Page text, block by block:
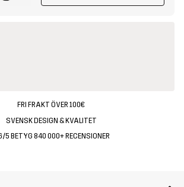
FRI FRAKT ÖVER 100€
SVENSK DESIGN & KVALITET
5 BETYG 840 000+ RECENSIONER